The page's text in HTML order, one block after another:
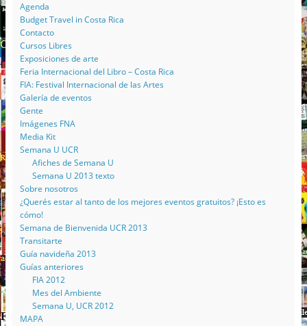
Agenda
Budget Travel in Costa Rica
Contacto
Cursos Libres
Exposiciones de arte
Feria Internacional del Libro – Costa Rica
FIA: Festival Internacional de las Artes
Galería de eventos
Gente
Imágenes FNA
Media Kit
Semana U UCR
Afiches de Semana U
Semana U 2013 texto
Sobre nosotros
¿Querés estar al tanto de los mejores eventos gratuitos? ¡Esto es
cómo!
Semana de Bienvenida UCR 2013
Transitarte
Guía navideña 2013
Guías anteriores
FIA 2012
Mes del Ambiente
Semana U, UCR 2012
MAPA